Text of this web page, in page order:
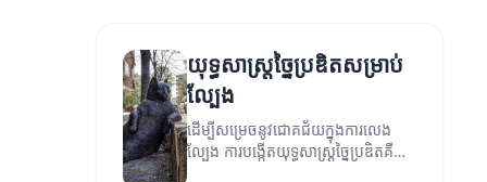
យុទ្ធសាស្ត្រច្នៃប្រឌិតសម្រាប់
ល្បែង
ដើម្បីសម្រេចនូវជោគជ័យក្នុងការលេង
ល្បែង ការបង្កើតយុទ្ធសាស្ត្រច្នៃប្រឌិតគឺជា